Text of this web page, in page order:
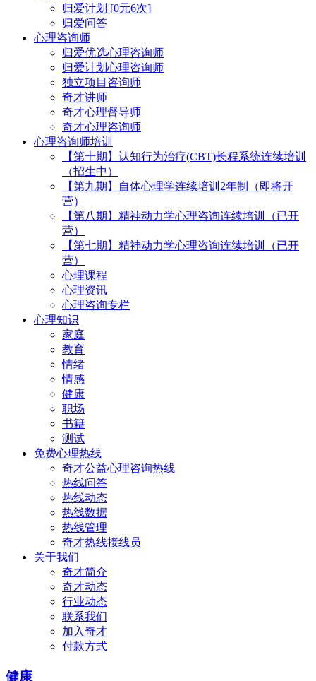
归爱计划 [0元6次]
归爱问答
心理咨询师
归爱优选心理咨询师
归爱计划心理咨询师
独立项目咨询师
奇才讲师
奇才心理督导师
奇才心理咨询师
心理咨询师培训
【第十期】认知行为治疗(CBT)长程系统连续培训
（招生中）
【第九期】自体心理学连续培训2年制（即将开
营）
【第八期】精神动力学心理咨询连续培训（已开
营）
【第七期】精神动力学心理咨询连续培训（已开
营）
心理课程
心理资讯
心理咨询专栏
心理知识
家庭
教育
情绪
情感
健康
职场
书籍
测试
免费心理热线
奇才公益心理咨询热线
热线问答
热线动态
热线数据
热线管理
奇才热线接线员
关于我们
奇才简介
奇才动态
行业动态
联系我们
加入奇才
付款方式
健康